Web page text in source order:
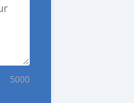
5000